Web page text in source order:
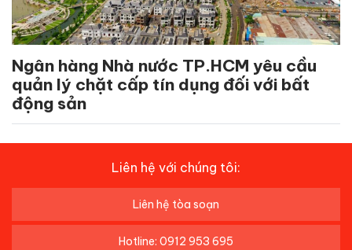
Ngân hàng Nhà nước TP.HCM yêu cầu
quản lý chặt cấp tín dụng đối với bất
động sản
Liên hệ với chúng tôi:
Liên hệ tòa soạn
Hotline: 0912 953 695